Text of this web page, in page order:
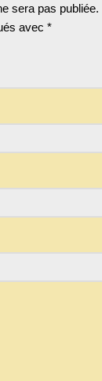
sera pas publiée.
avec *